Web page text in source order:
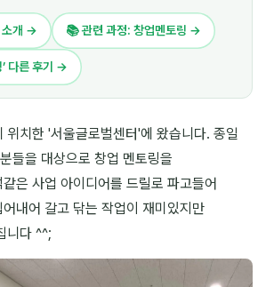
획 11
소개 → 📚 관련 과정: 창업멘토링 →
다른 후기 →
위치한 '서울글로벌센터'에 왔습니다. 종일
들을 대상으로 창업 멘토링을
은 사업 아이디어를 드릴로 파고들어
내어 갈고 닦는 작업이 재미있지만
니다 ^^;